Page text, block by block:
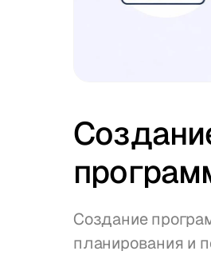
Создание
планирования и